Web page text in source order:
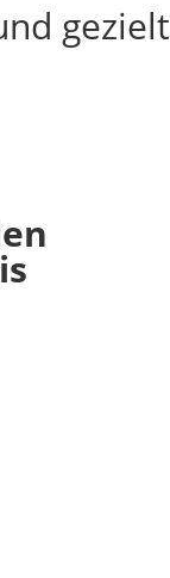
gezielt